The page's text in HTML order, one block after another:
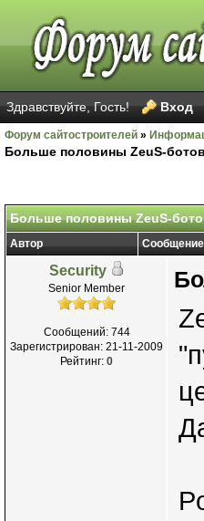
Здравствуйте, Гость! Вход
Форум сайтостроителей »
Больше половины ZeuS-
Больше половины ZeuS-
Автор Сообщение
Security
Senior Member
Сообщений: 744
Зарегистрирован: 21-11-2009
Рейтинг: 0